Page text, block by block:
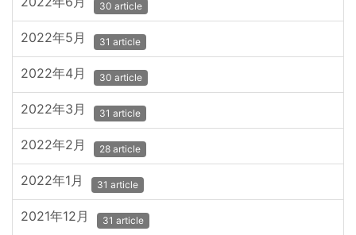
30 article
2022年5月 31 article
2022年4月 30 article
2022年3月 31 article
2022年2月 28 article
2022年1月 31 article
2021年12月 31 article